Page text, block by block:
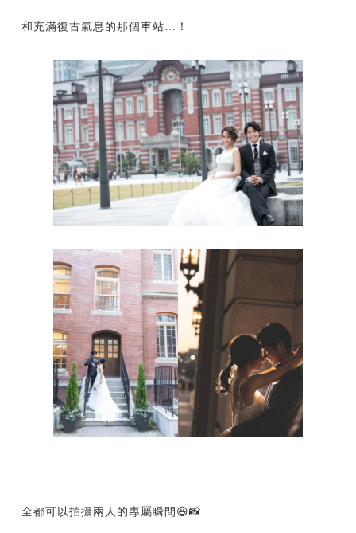
和充滿復古氣息的那個車站…！
全都可以拍攝兩人的專屬瞬間😆📸